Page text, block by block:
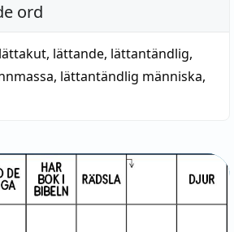
ord
lättakut, lättande, lättantändlig,
, lättantändlig människa,